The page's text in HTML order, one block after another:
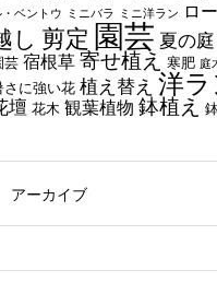
・ベントウ
ミニバラ ミニ洋ラン ロ
し 剪定 園芸 夏の庭
芸 宿根草 寄せ植え 寒肥 庭
さに強い花 植え替え 洋ラ
壇 花木 観葉植物 鉢植え
アーカイブ